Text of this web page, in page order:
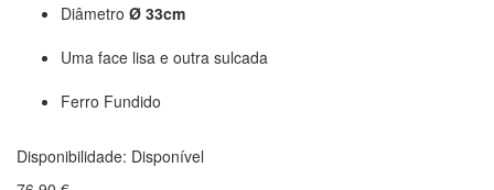
Diâmetro Ø 33cm
Uma face lisa e outra sulcada
Ferro Fundido
Disponibilidade: Disponível